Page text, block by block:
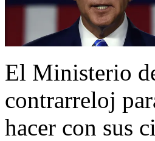
El Ministerio
contrarreloj
hacer con sus